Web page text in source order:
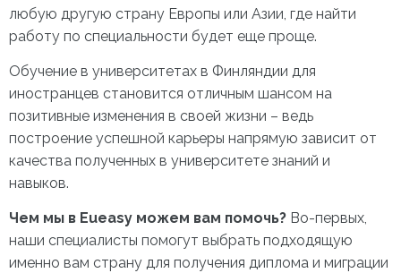
любую другую страну Европы или Азии, где найти
работу по специальности будет еще проще.
Обучение в университетах в Финляндии для
иностранцев становится отличным шансом на
позитивные изменения в своей жизни – ведь
построение успешной карьеры напрямую зависит от
качества полученных в университете знаний и
навыков.
Чем мы в Eueasy можем вам помочь? Во-первых,
наши специалисты помогут выбрать подходящую
именно вам страну для получения диплома и миграции